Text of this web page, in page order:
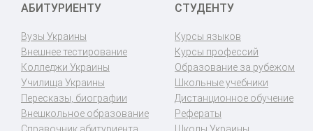
АБИТУРИЕНТУ
Вузы Украины
Внешнее тестирование
Колледжи Украины
Училища Украины
Пересказы, биографии
Внешкольное образование
Справочник абитуриента
СТУДЕНТУ
Курсы языков
Курсы профессий
Образование за рубежом
Школьные учебники
Дистанционное обучение
Рефераты
Школы Украины